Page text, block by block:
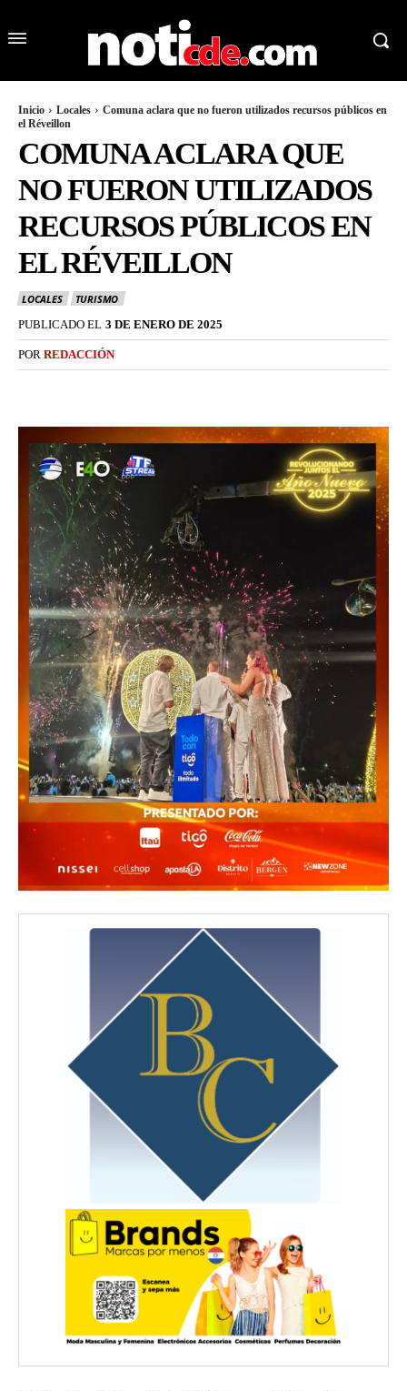
Inicio Locales
Comuna aclara que no fueron utilizados recursos públicos en
el Réveillon
COMUNA ACLARA QUE
NO FUERON UTILIZADOS
RECURSOS PÚBLICOS EN
EL RÉVEILLON
LOCALES
TURISMO
PUBLICADO EL 3 DE ENERO DE 2025
POR REDACCIÓN